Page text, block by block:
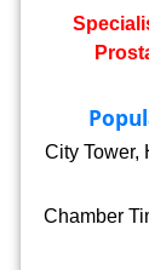
City Tower,
Chamber